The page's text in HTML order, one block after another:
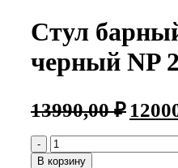
Стул
черный NP
13990,00₽
В корзину